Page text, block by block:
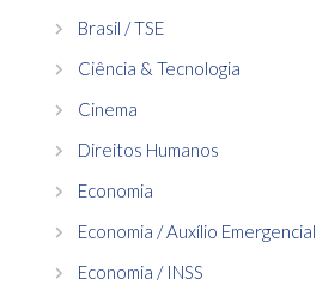
Brasil / TSE
Ciência & Tecnologia
Cinema
Direitos Humanos
Economia
Economia / Auxílio Emergencial
Economia / INSS